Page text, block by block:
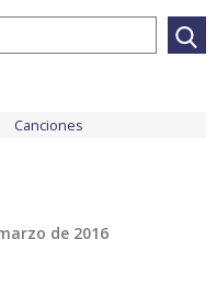
Canciones
de 2016